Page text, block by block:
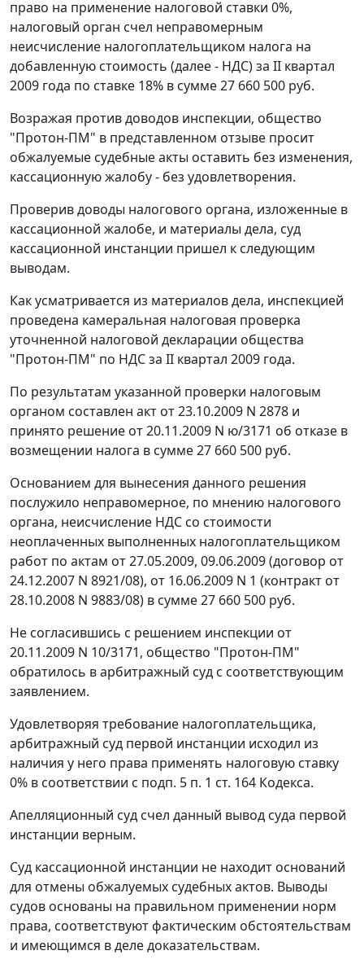
право на применение налоговой ставки 0%,
налоговый орган счел неправомерным
неисчисление налогоплательщиком налога на
добавленную стоимость (далее - НДС) за II квартал
2009 года по ставке 18% в сумме 27 660 500 руб.
Возражая против доводов инспекции, общество
"Протон-ПМ" в представленном отзыве просит
обжалуемые судебные акты оставить без изменения,
кассационную жалобу - без удовлетворения.
Проверив доводы налогового органа, изложенные в
кассационной жалобе, и материалы дела, суд
кассационной инстанции пришел к следующим
выводам.
Как усматривается из материалов дела, инспекцией
проведена камеральная налоговая проверка
уточненной налоговой декларации общества
"Протон-ПМ" по НДС за II квартал 2009 года.
По результатам указанной проверки налоговым
органом составлен акт от 23.10.2009 N 2878 и
принято решение от 20.11.2009 N ю/3171 об отказе в
возмещении налога в сумме 27 660 500 руб.
Основанием для вынесения данного решения
послужило неправомерное, по мнению налогового
органа, неисчисление НДС со стоимости
неоплаченных выполненных налогоплательщиком
работ по актам от 27.05.2009, 09.06.2009 (договор от
24.12.2007 N 8921/08), от 16.06.2009 N 1 (контракт от
28.10.2008 N 9883/08) в сумме 27 660 500 руб.
Не согласившись с решением инспекции от
20.11.2009 N 10/3171, общество "Протон-ПМ"
обратилось в арбитражный суд с соответствующим
заявлением.
Удовлетворяя требование налогоплательщика,
арбитражный суд первой инстанции исходил из
наличия у него права применять налоговую ставку
0% в соответствии с подп. 5 п. 1 ст. 164 Кодекса.
Апелляционный суд счел данный вывод суда первой
инстанции верным.
Суд кассационной инстанции не находит оснований
для отмены обжалуемых судебных актов. Выводы
судов основаны на правильном применении норм
права, соответствуют фактическим обстоятельствам
и имеющимся в деле доказательствам.